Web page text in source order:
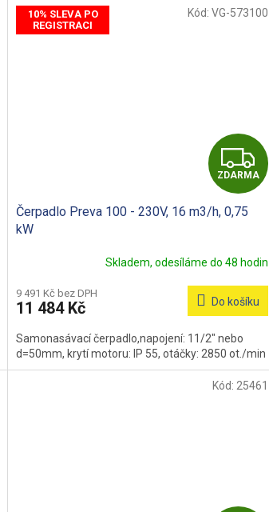
10% SLEVA PO
REGISTRACI
Z
D
R
M
A
ZDARMA
Čerpadlo Preva 100 - 230V, 16 m3/h, 0,75
kW
Skladem, odesíláme do 48 hodin
9 491 Kč bez DPH
11 484 Kč Do košíku
Samonasávací čerpadlo,napojení: 11/2" nebo
d=50mm, krytí motoru: IP 55, otáčky: 2850 ot./min
Kód: VG-573100
Kód: 25461